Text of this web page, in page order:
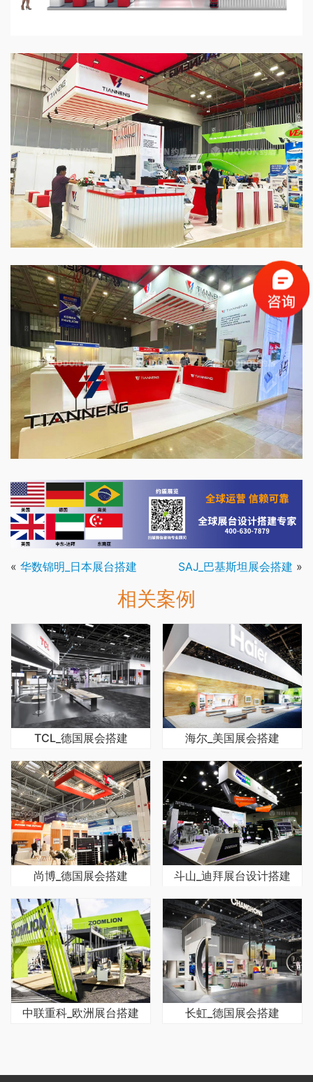
« 华数锦明_日本展台搭建 SAJ_巴基斯坦展会搭建 »
相关案例
TCL_德国展会搭建 海尔_美国展会搭建
尚博_德国展会搭建 斗山_迪拜展台设计搭建
中联重科_欧洲展台搭建 长虹_德国展会搭建